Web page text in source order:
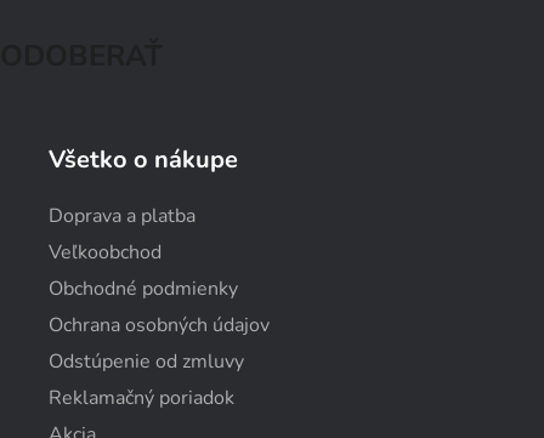
Všetko o nákupe
Doprava a platba
Veľkoobchod
Obchodné podmienky
Ochrana osobných údajov
Odstúpenie od zmluvy
Reklamačný poriadok